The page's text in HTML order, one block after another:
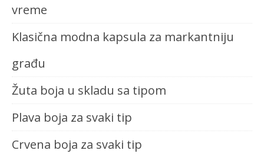
vreme
Klasična modna kapsula za markantniju
građu
Žuta boja u skladu sa tipom
Plava boja za svaki tip
Crvena boja za svaki tip